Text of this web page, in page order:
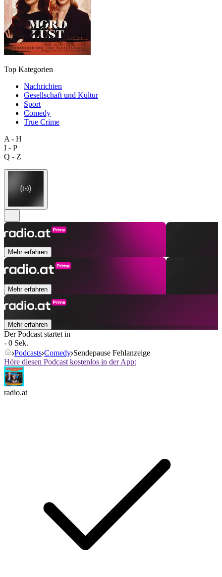
Top Kategorien
Nachrichten
Gesellschaft und Kultur
Sport
Comedy
True Crime
A - H
I - P
Q - Z
Mehr erfahren
Mehr erfahren
Mehr erfahren
Der Podcast startet in
- 0 Sek.
Podcasts Comedy Sendepause Fehlanzeige
Höre diesen Podcast kostenlos in der App:
radio.at